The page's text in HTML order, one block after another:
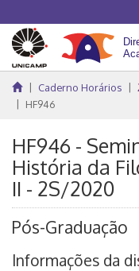
Caderno Horários
HF946
HF946 -
História da
II - 2S/2020
Pós-Graduação
Informações da